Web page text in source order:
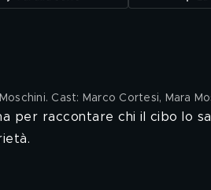
Cast: Marco Cortesi, Mara
per raccontare chi il cibo lo